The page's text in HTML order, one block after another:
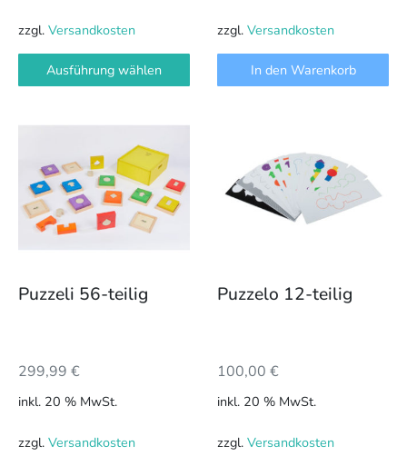
zzgl. Versandkosten
Ausführung wählen
zzgl. Versandkosten
In den Warenkorb
Puzzeli 56-teilig
299,99 €
inkl. 20 % MwSt.
zzgl. Versandkosten
Puzzelo 12-teilig
100,00 €
inkl. 20 % MwSt.
zzgl. Versandkosten